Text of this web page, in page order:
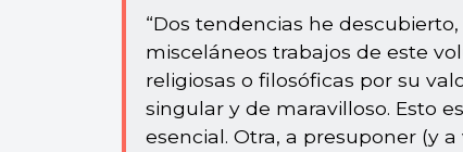
“Dos tendencias he
misceláneos trabajos de este
religiosas o filosóficas por su
singular y de maravilloso. Esto
esencial. Otra, a presuponer (y